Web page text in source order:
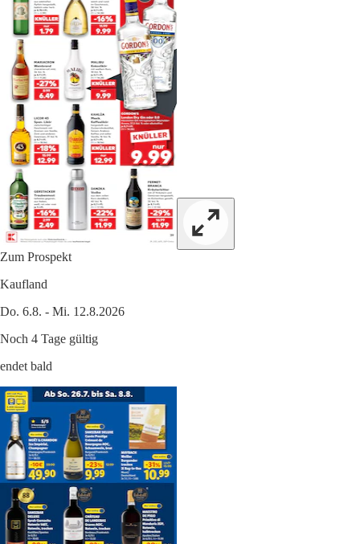
Zum Prospekt
Kaufland
Do. 6.8. - Mi. 12.8.2026
Noch 4 Tage gültig
endet bald